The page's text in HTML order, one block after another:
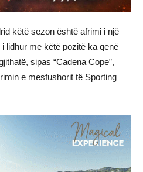
këtë sezon është afrimi i një
lidhur me këtë pozitë ka qenë
sipas “Cadena Cope”,
e mesfushorit të Sporting